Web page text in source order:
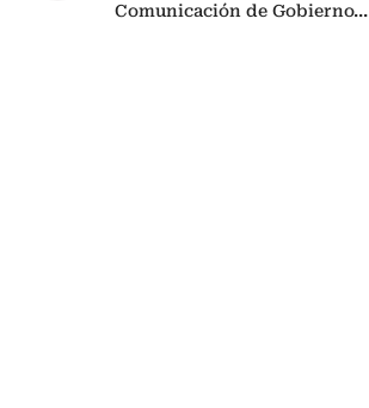
Comunicación de Gobierno...